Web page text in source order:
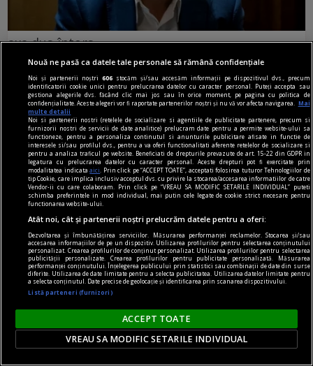
axa dus-întors
Avram Iancu – 200
Și totuși, posteritatea lui este impresionantă și
oricine mai simte românește nu poate să nu
simtă o înaltă emoție gîndindu-se la el.
Sever VOINESCU
accent pe istorie
Nouă ne pasă ca datele tale personale să rămână confidențiale
Noi și partenerii noștri606 stocăm și/sau accesăm informații pe dispozitivul dvs., precum
identificatorii cookie unici pentru prelucrarea datelor cu caracter personal. Puteți accepta sau
gestiona alegerile dvs. făcând clic mai jos sau în orice moment, pe pagina cu politica de
confidențialitate. Aceste alegeri vor fi raportate partenerilor noștri și nu vă vor afecta navigarea.
Mai
multe detalii
Noi si partenerii nostri (retelele de socializare si agentiile de publicitate partenere, precum si
furnizorii nostri de servicii de date analitice) prelucram date pentru a permite website-ului sa
functioneze, pentru a personaliza continutul si anunturile publicitare afisate in functie de
interesele si/sau profilul dvs., pentru a va oferi functionalitati aferente retelelor de socializare si
pentru a analiza traficul pe website. Beneficiati de drepturile prevazute de art. 15-22 din GDPR in
legatura cu prelucrarea datelor cu caracter personal. Aceste drepturi pot fi exercitate prin
modalitatea indicataaici
. Prin click pe “ACCEPT TOATE”, acceptati folosirea tuturor Tehnologiilor de
tip Cookie, care implica inclusiv acceptul dvs. cu privire la stocarea/accesarea informatiilor de catre
Vendor-ii cu care colaboram. Prin click pe “VREAU SA MODIFIC SETARILE INDIVIDUAL” puteti
schimba preferintele in mod individual, mai putin cele legate de cookie strict necesare pentru
functionarea website-ului.
Atât noi, cât și partenerii noștri prelucrăm datele pentru a oferi:
Dezvoltarea și îmbunătățirea serviciilor. Măsurarea performanței reclamelor. Stocarea și/sau
accesarea informațiilor de pe un dispozitiv. Utilizarea profilurilor pentru selectarea conținutului
personalizat. Crearea profilurilor de conținut personalizat. Utilizarea profilurilor pentru selectarea
publicității personalizate. Crearea profilurilor pentru publicitate personalizată. Măsurarea
performanței conținutului. Înțelegerea publicului prin statistici sau combinații de date din surse
diferite. Utilizarea de date limitate pentru a selecta publicitatea. Utilizarea datelor limitate pentru
a selecta conținutul. Date precise de geolocație și identificarea prin scanarea dispozitivului.
Listă parteneri (furnizori)
ACCEPT TOATE
VREAU SA MODIFIC SETARILE INDIVIDUAL